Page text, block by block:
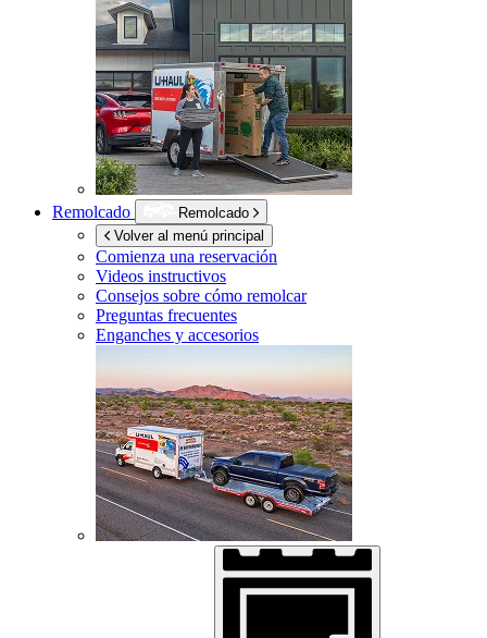
Remolcado
Remolcado
Volver al menú principal
Comienza una reservación
Videos instructivos
Consejos sobre cómo remolcar
Preguntas frecuentes
Enganches y accesorios